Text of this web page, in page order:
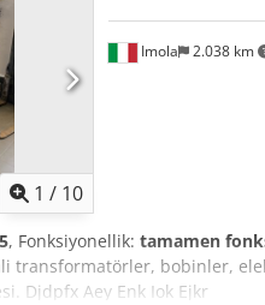
1 / 10
Imola 2.038 km
, Fonksiyonellik: tamamen
transformatörler, bobinler,
Djdpfx Aey Enk Iok Ejkr